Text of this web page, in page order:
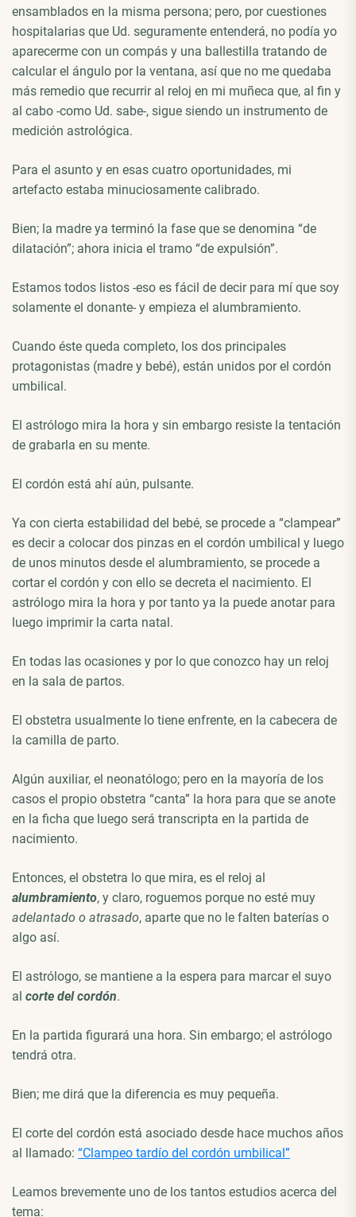
ensamblados en la misma persona; pero, por cuestiones
hospitalarias que Ud. seguramente entenderá, no podía yo
aparecerme con un compás y una ballestilla tratando de
calcular el ángulo por la ventana, así que no me quedaba
más remedio que recurrir al reloj en mi muñeca que, al fin y
al cabo -como Ud. sabe-, sigue siendo un instrumento de
medición astrológica.
Para el asunto y en esas cuatro oportunidades, mi
artefacto estaba minuciosamente calibrado.
Bien; la madre ya terminó la fase que se denomina “de
dilatación”; ahora inicia el tramo “de expulsión”.
Estamos todos listos -eso es fácil de decir para mí que soy
solamente el donante- y empieza el alumbramiento.
Cuando éste queda completo, los dos principales
protagonistas (madre y bebé), están unidos por el cordón
umbilical.
El astrólogo mira la hora y sin embargo resiste la tentación
de grabarla en su mente.
El cordón está ahí aún, pulsante.
Ya con cierta estabilidad del bebé, se procede a “clampear”
es decir a colocar dos pinzas en el cordón umbilical y luego
de unos minutos desde el alumbramiento, se procede a
cortar el cordón y con ello se decreta el nacimiento. El
astrólogo mira la hora y por tanto ya la puede anotar para
luego imprimir la carta natal.
En todas las ocasiones y por lo que conozco hay un reloj
en la sala de partos.
El obstetra usualmente lo tiene enfrente, en la cabecera de
la camilla de parto.
Algún auxiliar, el neonatólogo; pero en la mayoría de los
casos el propio obstetra “canta” la hora para que se anote
en la ficha que luego será transcripta en la partida de
nacimiento.
Entonces, el obstetra lo que mira, es el reloj al
alumbramiento, y claro, roguemos porque no esté muy
adelantado o atrasado, aparte que no le falten baterías o
algo así.
El astrólogo, se mantiene a la espera para marcar el suyo
al corte del cordón.
En la partida figurará una hora. Sin embargo; el astrólogo
tendrá otra.
Bien; me dirá que la diferencia es muy pequeña.
El corte del cordón está asociado desde hace muchos años
al llamado: “Clampeo tardío del cordón umbilical”
Leamos brevemente uno de los tantos estudios acerca del
tema: